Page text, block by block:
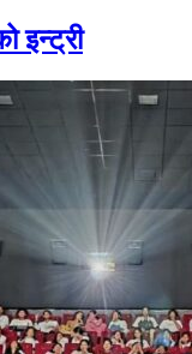
इन्ट्री